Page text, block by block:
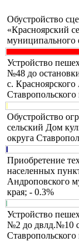
Обустройство
«Красноярский
муниципального
Устройство
№48 до
с.
Ставропольского
Обустройство
сельский Дом
округа
Приобретение
населенных
Андроповского
края; - 0.3%
Устройство
№2 до двлд.№10
Ставропольского